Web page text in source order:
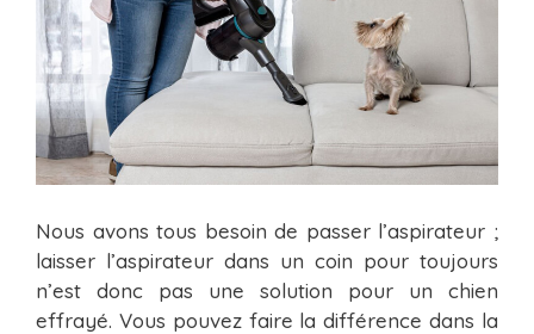
Nous avons tous besoin de passer l’aspirateur ;
laisser l’aspirateur dans un coin pour toujours
n’est donc pas une solution pour un chien
effrayé. Vous pouvez faire la différence dans la